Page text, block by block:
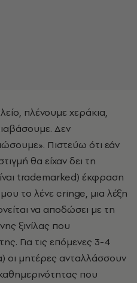
πλένουμε χεράκια,
Δεν
Πιστεύω ότι εάν
θα είχαν δει τη
trademarked) έκφραση
το λένε cringe, μια λέξη
να αποδώσει με τη
ξινίλας που
Για τις επόμενες 3-4
οι μητέρες ανταλλάσσουν
που